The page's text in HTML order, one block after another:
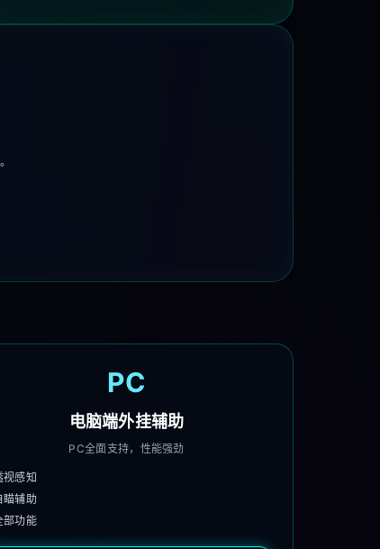
PC
电脑端外挂辅助
PC全面支持，性能强劲
视感知
瞄辅助
部功能